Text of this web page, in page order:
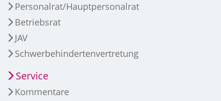
Personalrat/Hauptpersonalrat
Betriebsrat
JAV
Schwerbehindertenvertretung
Service
Kommentare